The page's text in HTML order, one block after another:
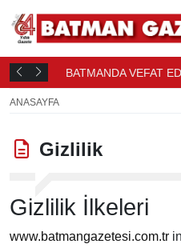
BATMANDA VEFAT
ANASAYFA
Gizlilik
Gizlilik İlkeleri
www.batmangazetesi.com.tr